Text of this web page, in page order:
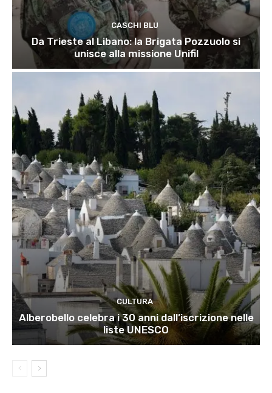
CASCHI BLU
Da Trieste al Libano: la Brigata Pozzuolo si
unisce alla missione Unifil
CULTURA
Alberobello celebra i 30 anni dall’iscrizione nelle
liste UNESCO